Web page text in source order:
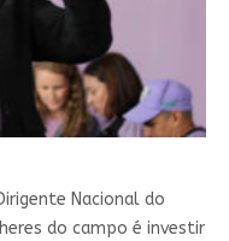
Nacional do
do campo é investir